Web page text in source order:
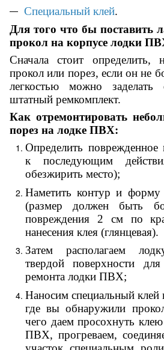
Специальный клей.
Для того что бы поставить
прокол на корпусе лодки
Сначала стоит определить,
прокол или порез, если он не
легкостью можно заделать
штатный ремкомплект.
Как отремонтировать
порез на лодке ПВХ:
Определить поврежденное
к последующим
обезжирить место);
Наметить контур и форму
(размер должен быть
повреждения 2 см по
нанесения клея (глянцевая).
Затем располагаем
твердой поверхности
ремонта лодки ПВХ;
Наносимспециальный клей
где вы обнаружили
чего даем просохнуть
ПВХ, прогреваем,